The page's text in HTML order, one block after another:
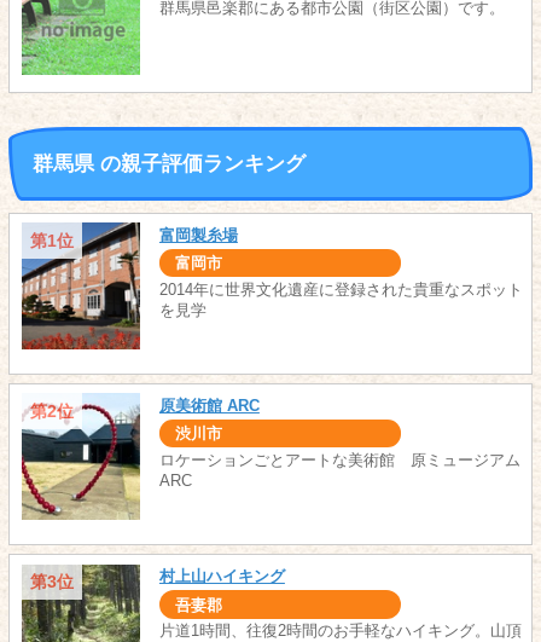
群馬県邑楽郡にある都市公園（街区公園）です。
群馬県 の親子評価ランキング
第1位 富岡製糸場
富岡市
2014年に世界文化遺産に登録された貴重なスポット
を見学
第2位 原美術館 ARC
渋川市
ロケーションごとアートな美術館 原ミュージアム
ARC
第3位 村上山ハイキング
吾妻郡
片道1時間、往復2時間のお手軽なハイキング。山頂